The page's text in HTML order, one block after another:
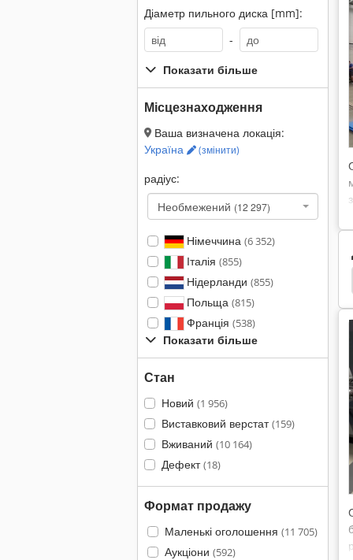
Діаметр пильного диска [mm]:
-
Показати більше
Місцезнаходження
Ваша визначена локація:
Україна
(змінити)
радіус:
Необмежений (12 297)
Німеччина (6 352)
Італія (855)
Нідерланди (855)
Польща (815)
Франція (538)
Показати більше
Стан
Новий (1 956)
Виставковий верстат(159)
Вживаний (10 164)
Дефект(18)
Формат продажу
Маленькі оголошення (11 705)
Аукціони (592)
Круглий Ліс Вимірювання Шведський Стіл